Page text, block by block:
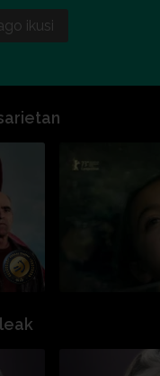
ikusi